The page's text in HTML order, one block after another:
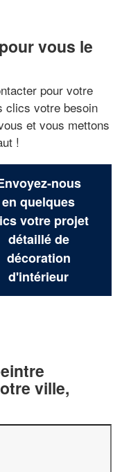
vous le
pour votre
clics votre besoin
et vous mettons
!
nous
en quelques
votre projet
détaillé de
décoration
d'intérieur
ville,